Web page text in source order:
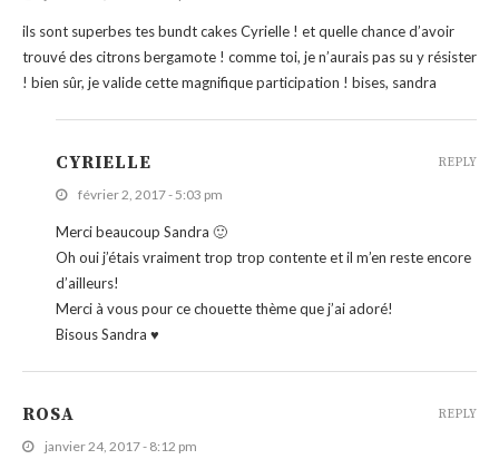
ils sont superbes tes bundt cakes Cyrielle ! et quelle chance d’avoir
trouvé des citrons bergamote ! comme toi, je n’aurais pas su y résister
! bien sûr, je valide cette magnifique participation ! bises, sandra
CYRIELLE
février 2, 2017 - 5:03 pm
Merci beaucoup Sandra 🙂
Oh oui j’étais vraiment trop trop contente et il m’en reste encore
d’ailleurs!
Merci à vous pour ce chouette thème que j’ai adoré!
Bisous Sandra ♥
REPLY
ROSA
janvier 24, 2017 - 8:12 pm
REPLY